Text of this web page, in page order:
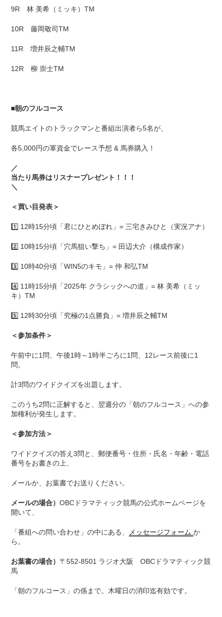
9R 林 美希（ミッキ）TM
10R 藤岡敬司TM
11R 増井辰之輔TM
12R 柳 崇士TM
■朝のフルコース
競馬エイトのトラックマンと番組出演者ら5名が、
各5,000円の軍資金でレース予想 & 馬券購入！
／
当たり馬券はリスナープレゼント！！！
＼
＜買い目発表＞
1️⃣ 12時15分頃「君にひとめぼれ」= 三宅きみひと（実況アナ）
2️⃣ 10時15分頃「穴馬狙い撃ち」= 田辺大介（構成作家）
3️⃣ 10時40分頃「WIN5のキモ」= 仲 和弘TM
4️⃣ 11時15分頃「2025年 クラシックへの道」= 林 美希（ミッ
キ）TM
5️⃣ 12時30分頃「究極の1点勝負」= 増井辰之輔TM
＜参加条件＞
午前中に1問、午後1時～1時半ごろに1問、12レース前後に1
問。
計3問のワイドクイズを出題します。
このうち2問に正解すると、翌週分の「朝のフルコース」への参
加権利が発生します。
＜参加方法＞
ワイドクイズの答え3問と、郵便番号・住所・氏名・年齢・電話
番号をお書きの上、
メールか、お葉書でお送りください。
メールの場合）OBCドラマティック競馬の公式ホームページを
開いて、
「番組への問い合わせ」の中にある、 メッセージフォームか
ら。
お葉書の場合） 〒552-8501 ラジオ大阪 OBCドラマティック競
馬
「朝のフルコース」の係まで。木曜日の消印迄有効です。